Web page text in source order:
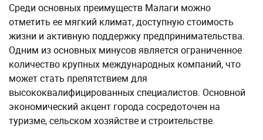
Среди основных преимуществ Малаги можно
отметить ее мягкий климат, доступную стоимость
жизни и активную поддержку предпринимательства.
Одним из основных минусов является ограниченное
количество крупных международных компаний, что
может стать препятствием для
высококвалифицированных специалистов. Основной
экономический акцент города сосредоточен на
туризме, сельском хозяйстве и строительстве.